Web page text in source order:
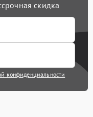
скидка
конфиденциальности